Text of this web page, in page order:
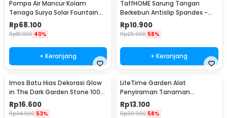
Pompa Air Mancur Kolam
Tenaga Surya Solar Fountain
7V 1.5W 200L/H - GY-D-001
Rp68.100
Rp111.900 40%
+ Keranjang
TaffHOME Sarung Tangan
Berkebun Antislip Spandex -
CZ-0146
Rp10.900
Rp25.900 58%
+ Keranjang
Imos Batu Hias Dekorasi Glow
in The Dark Garden Stone 100
PCS - HC0043
Rp16.600
Rp34.900 53%
LifeTime Garden Alat
Penyiraman Tanaman
Otomatis Micro Drip 2 PCS -
95109
Rp13.100
Rp30.900 58%